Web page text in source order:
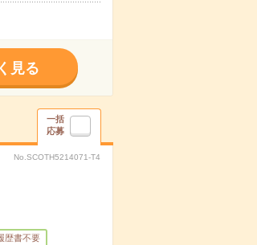
見る
一括
応募
No.SCOTH5214071-T4
歴書不要